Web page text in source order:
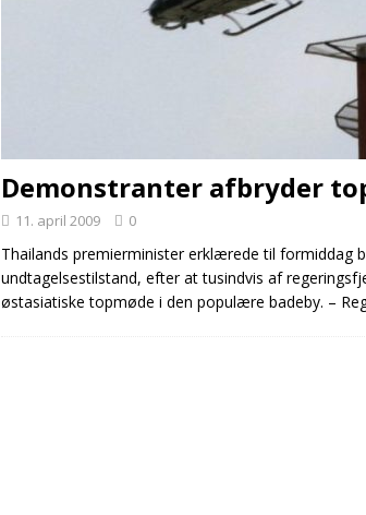
Demonstranter afbryder
11. april 2009 0
Thailands premierminister erklærede til formiddag
undtagelsestilstand, efter at tusindvis af
østasiatiske topmøde i den populære badeby. –